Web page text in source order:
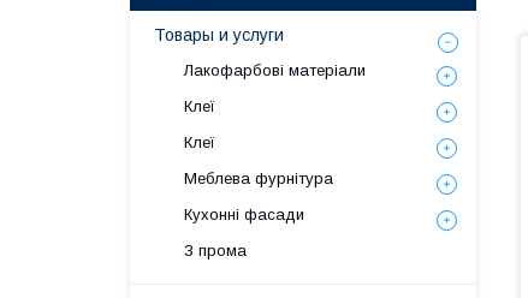
Товары и услуги
Лакофарбові матеріали
Клеї
Клеї
Меблева фурнітура
Кухонні фасади
З прома